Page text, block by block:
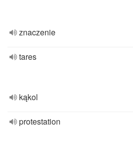
znaczenie
tares
kąkol
protestation